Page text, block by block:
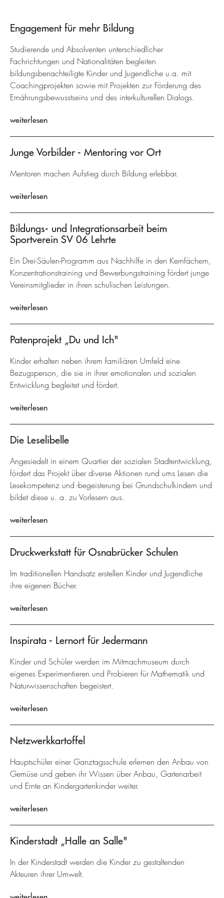
Engagement für mehr Bildung
Studierende und Absolventen unterschiedlicher
Fachrichtungen und Nationalitäten begleiten
bildungsbenachteiligte Kinder und Jugendliche u.a. mit
Coachingprojekten sowie mit Projekten zur Förderung des
Ernährungsbewusstseins und des interkulturellen Dialogs.
weiterlesen
Junge Vorbilder - Mentoring vor Ort
Mentoren machen Aufstieg durch Bildung erlebbar.
weiterlesen
Bildungs- und Integrationsarbeit beim
Sportverein SV 06 Lehrte
Ein Drei-Säulen-Programm aus Nachhilfe in den Kernfächern,
Konzentrationstraining und Bewerbungstraining fördert junge
Vereinsmitglieder in ihren schulischen Leistungen.
weiterlesen
Patenprojekt „Du und Ich"
Kinder erhalten neben ihrem familiären Umfeld eine
Bezugsperson, die sie in ihrer emotionalen und sozialen
Entwicklung begleitet und fördert.
weiterlesen
Die Leselibelle
Angesiedelt in einem Quartier der sozialen Stadtentwicklung,
fördert das Projekt über diverse Aktionen rund ums Lesen die
Lesekompetenz und -begeisterung bei Grundschulkindern und
bildet diese u. a. zu Vorlesern aus.
weiterlesen
Druckwerkstatt für Osnabrücker Schulen
Im traditionellen Handsatz erstellen Kinder und Jugendliche
ihre eigenen Bücher.
weiterlesen
Inspirata - Lernort für Jedermann
Kinder und Schüler werden im Mitmachmuseum durch
eigenes Experimentieren und Probieren für Mathematik und
Naturwissenschaften begeistert.
weiterlesen
Netzwerkkartoffel
Hauptschüler einer Ganztagsschule erlernen den Anbau von
Gemüse und geben ihr Wissen über Anbau, Gartenarbeit
und Ernte an Kindergartenkinder weiter.
weiterlesen
Kinderstadt „Halle an Salle"
In der Kinderstadt werden die Kinder zu gestaltenden
Akteuren ihrer Umwelt.